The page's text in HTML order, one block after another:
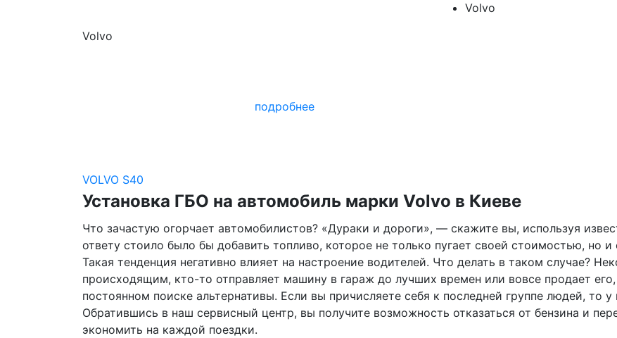
Volvo
Volvo
подробнее
VOLVO S40
Установка ГБО на автомобиль марки Volvo в Киеве
Что зачастую огорчает автомобилистов? «Дураки и дороги», — скажите вы, используя
ответу стоило было бы добавить топливо, которое не только пугает своей стоимостью, но
Такая тенденция негативно влияет на настроение водителей. Что делать в таком случае?
происходящим, кто-то отправляет машину в гараж до лучших времен или вовсе продает
постоянном поиске альтернативы. Если вы причисляете себя к последней группе людей, то у
Обратившись в наш сервисный центр, вы получите возможность отказаться от бензина и
экономить на каждой поездки.